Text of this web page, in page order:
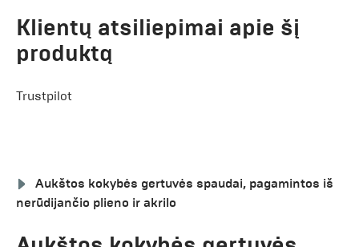
Klientų atsiliepimai apie šį
produktą
Trustpilot
Aukštos kokybės gertuvės spaudai, pagamintos iš
nerūdijančio plieno ir akrilo